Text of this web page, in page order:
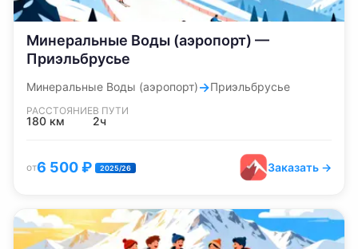
Минеральные Воды (аэропорт) —
Приэльбрусье
Минеральные Воды (аэропорт)→Приэльбрусье
РАССТОЯНИЕ
180 км
В ПУТИ
2ч
от6 500₽ 2025/26 Заказать →